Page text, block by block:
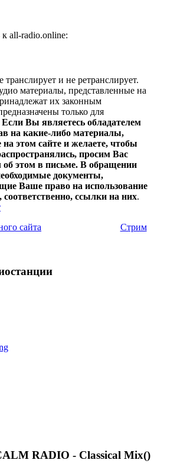
all-radio.online:
транслирует и не ретранслирует.
материалы, представленные на
их законным
только для
Если Вы являетесь обладателем
на какие-либо материалы,
на этом сайте и желаете, чтобы
просим Вас
этом в письме. В обращении
документы,
Ваше право на использование
соответственно, ссылки на них.
сайта
Стрим
RADIO - Classical Mix()